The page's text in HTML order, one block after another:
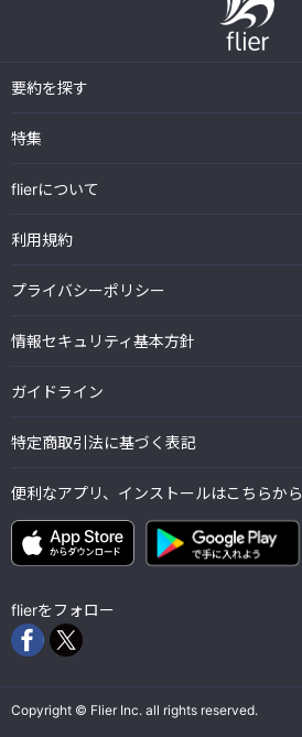
要約を探す
特集
flierについて
利用規約
プライバシーポリシー
情報セキュリティ基本方針
ガイドライン
特定商取引法に基づく表記
便利なアプリ、インストールはこちらから
flierをフォロー
Copyright © Flier Inc. all rights reserved.